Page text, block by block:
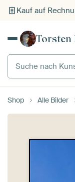
Kauf auf
Individueller
Torsten
Suche nach
Shop Alle Bilder